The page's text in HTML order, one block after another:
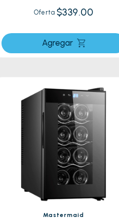
Oferta $339.00
Agregar
Mastermaid